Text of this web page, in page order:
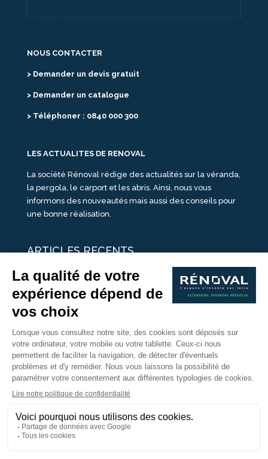
NOUS CONTACTER
> Demander un devis gratuit
> Demander un catalogue
> Téléphoner : 0840 000 300
LES ACTUALITES DE RENOVAL
La société Rénoval rédige des actualités sur la véranda,
la pergola, le carport et les abris. Ainsi, nous vous
informons des nouveautés mais aussi des conseils pour
une bonne réalisation.
ARTICLES RECENTS
25 idées de vérandas design
Un été pour une véranda
Portes Ouvertes Véranda Extension Suisse | 26-27 Juin
portes ouvertes véranda sur mesure
Nous Suivre